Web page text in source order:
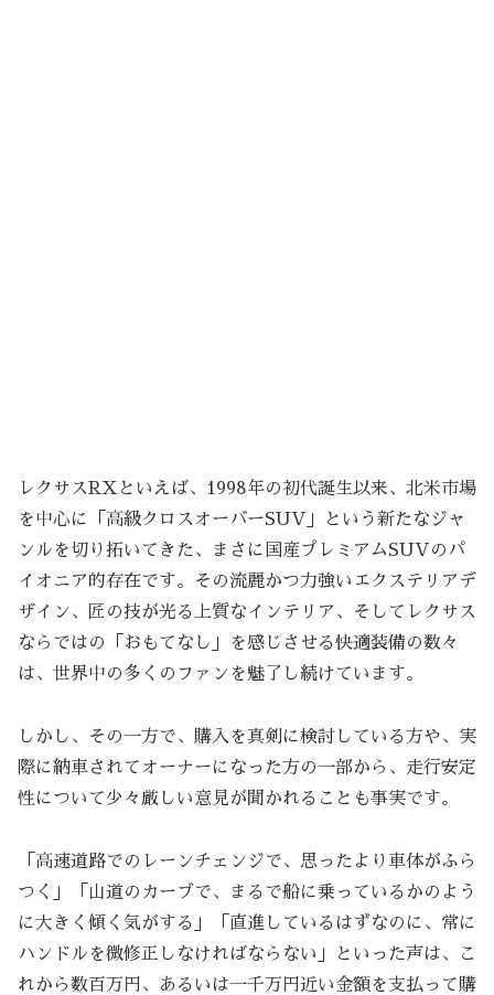
レクサスRXといえば、1998年の初代誕生以来、北米市場
を中心に「高級クロスオーバーSUV」という新たなジャ
ンルを切り拓いてきた、まさに国産プレミアムSUVのパ
イオニア的存在です。その流麗かつ力強いエクステリアデ
ザイン、匠の技が光る上質なインテリア、そしてレクサス
ならではの「おもてなし」を感じさせる快適装備の数々
は、世界中の多くのファンを魅了し続けています。
しかし、その一方で、購入を真剣に検討している方や、実
際に納車されてオーナーになった方の一部から、走行安定
性について少々厳しい意見が聞かれることも事実です。
「高速道路でのレーンチェンジで、思ったより車体がふら
つく」「山道のカーブで、まるで船に乗っているかのよう
に大きく傾く気がする」「直進しているはずなのに、常に
ハンドルを微修正しなければならない」といった声は、こ
れから数百万円、あるいは一千万円近い金額を支払って購